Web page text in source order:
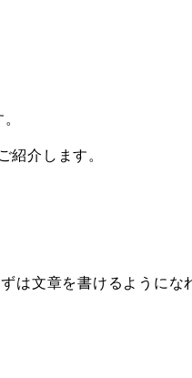
紹介します。
は文章を書けるようにな